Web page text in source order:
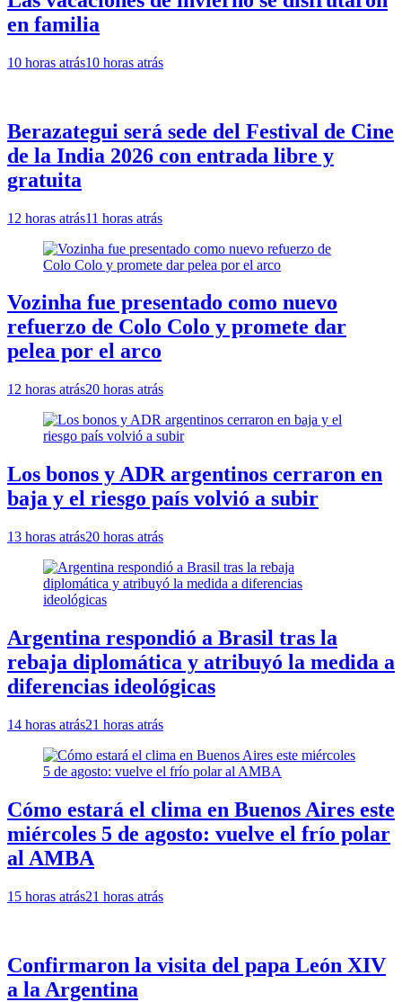
en familia
10 horas atrás10 horas atrás
Berazategui será sede del Festival de Cine
de la India 2026 con entrada libre y
gratuita
12 horas atrás11 horas atrás
Vozinha fue presentado como nuevo
refuerzo de Colo Colo y promete dar
pelea por el arco
12 horas atrás20 horas atrás
Los bonos y ADR argentinos cerraron en
baja y el riesgo país volvió a subir
13 horas atrás20 horas atrás
Argentina respondió a Brasil tras la
rebaja diplomática y atribuyó la medida a
diferencias ideológicas
14 horas atrás21 horas atrás
Cómo estará el clima en Buenos Aires este
miércoles 5 de agosto: vuelve el frío polar
al AMBA
15 horas atrás21 horas atrás
Confirmaron la visita del papa León XIV
a la Argentina